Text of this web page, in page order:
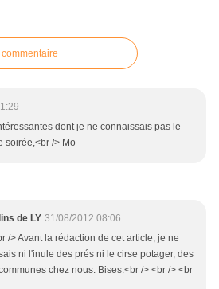
dont je ne connaissais pas le
soirée,<br /> Mo
de LY 31/08/2012 08:06
/> Avant la rédaction de cet article, je ne
ni l'inule des prés ni le cirse potager, des
chez nous. Bises.<br /> <br /> <br